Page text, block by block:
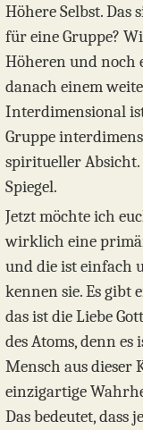
Höhere Selbst.
für eine Gruppe?
Höheren und noch
danach einem
Interdimensional
Gruppe
spiritueller Absicht.
Spiegel.
Jetzt möchte ich
wirklich eine
und die ist einfach
kennen sie. Es gibt
das ist die Liebe
des Atoms, denn
Mensch aus dieser
einzigartige
Das bedeutet,